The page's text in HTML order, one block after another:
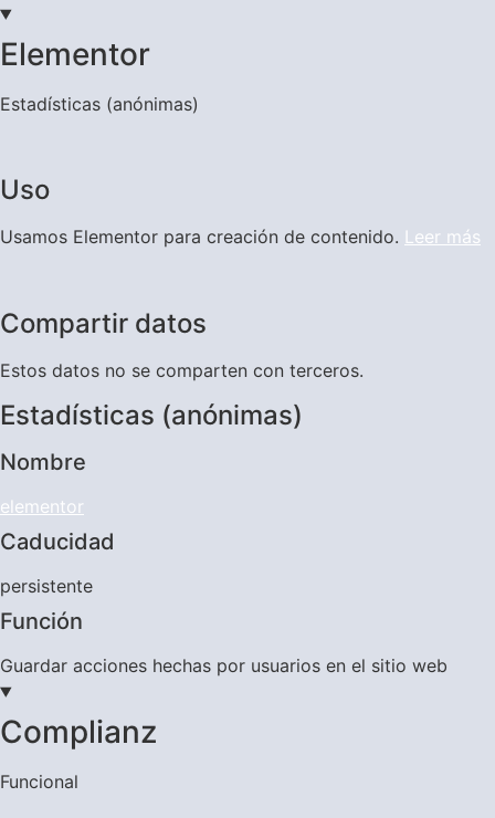
Elementor
Estadísticas (anónimas)
Uso
Usamos Elementor para creación de contenido. Leer más
Compartir datos
Estos datos no se comparten con terceros.
Estadísticas (anónimas)
Nombre
elementor
Caducidad
persistente
Función
Guardar acciones hechas por usuarios en el sitio web
Complianz
Funcional